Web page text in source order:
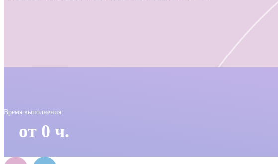
Время выполнения:
от 0 ч.